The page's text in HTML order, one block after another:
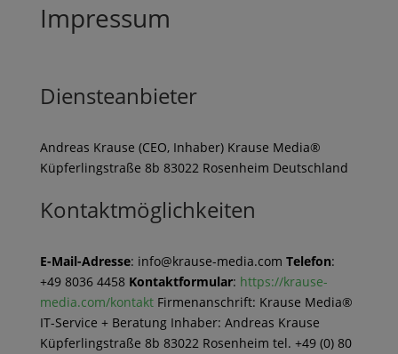
Impressum
Diensteanbieter
Andreas Krause (CEO, Inhaber) Krause Media®
Küpferlingstraße 8b 83022 Rosenheim Deutschland
Kontaktmöglichkeiten
E-Mail-Adresse: info@krause-media.com Telefon:
+49 8036 4458 Kontaktformular: https://krause-
media.com/kontaktFirmenanschrift: Krause Media®
IT-Service + Beratung Inhaber: Andreas Krause
Küpferlingstraße 8b 83022 Rosenheim tel. +49 (0) 80